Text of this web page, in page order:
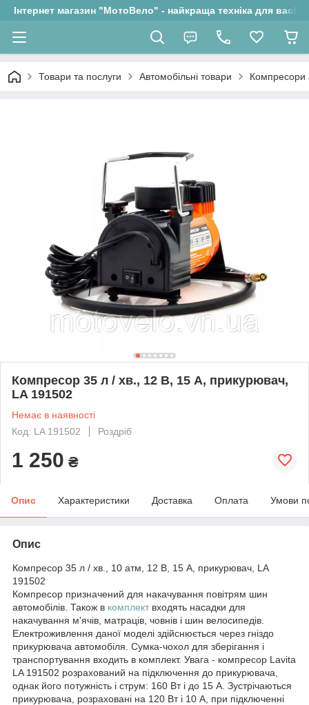
Інтернет магазин "МотоВело" - найкраща техніка для вас!
Товари та послуги Автомобільні товари Компресори
Компресор 35 л / хв., 12 В, 15 А, прикурювач,
LA 191502
Немає в наявності
Код: LA 191502
Роздріб
1 250 ₴
Опис Характеристики Доставка Оплата Умови
Опис
Компресор 35 л / хв., 10 атм, 12 В, 15 А, прикурювач, LA
191502
Компресор призначений для накачування повітрям шин
автомобілів. Також в комплектвходять насадки для
накачування м'ячів, матраців, човнів і шин велосипедів.
Електроживлення даної моделі здійснюється через гніздо
прикурювача автомобіля. Сумка-чохол для зберігання і
транспортування входить в комплект. Увага - компресор Lavita
LA 191502 розрахований на підключення до прикурювача,
однак його потужність і струм: 160 Вт і до 15 А. Зустрічаються
прикурювача, розраховані на 120 Вт і 10 А, при підключенні